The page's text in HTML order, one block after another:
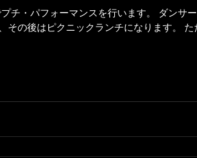
チ・パフォーマンスを行います。 ダンサ
の後はピクニックランチになります。 た